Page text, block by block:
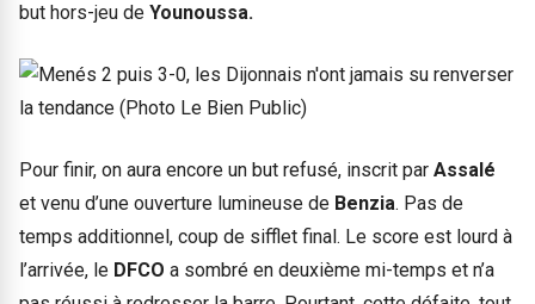
but hors-jeu de Younoussa.
Pour finir, on aura encore un but refusé, inscrit par Assalé
et venu d’une ouverture lumineuse de Benzia. Pas de
temps additionnel, coup de sifflet final. Le score est lourd à
l’arrivée, le DFCO a sombré en deuxième mi-temps et n’a